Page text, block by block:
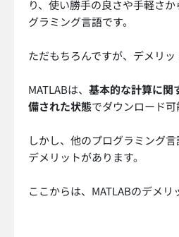
り、使い勝手の良さや手軽さ
グラミング言語です。
ただもちろんですが、デメリッ
MATLABは、 基本的な計算に関
備された状態でダウンロード可
しかし、他のプログラミング
デメリットがあります。
ここからは、MATLABのデメリ